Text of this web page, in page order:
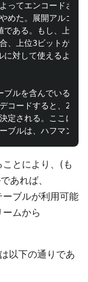
ってエンコードされ
めた。展開アルゴリ
である。もし、上位
、上位3ビットが繰
対して使えるよう
ルを含んでいる。そ
コードすると、256
定される。ここに
とにより、(も
あれば、
ブルが利用可能
ムから
以下の通りであ